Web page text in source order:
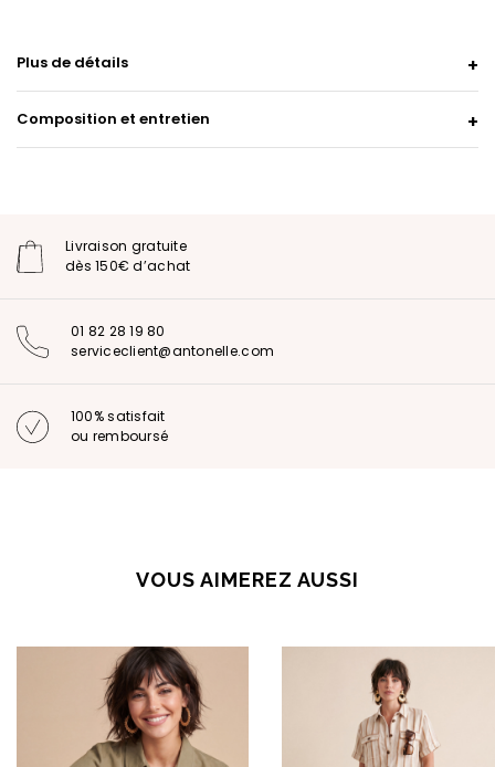
Plus de détails
Composition et entretien
Livraison gratuite
dès 150€ d’achat
01 82 28 19 80
serviceclient@antonelle.com
100% satisfait
ou remboursé
VOUS AIMEREZ AUSSI